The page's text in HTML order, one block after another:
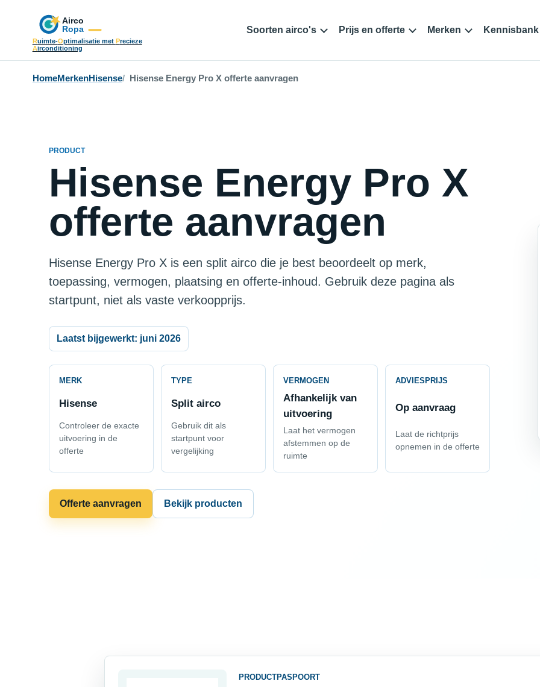
Ruimte-Optimalisatie met Precieze
Airconditioning
Soorten airco's Prijs en offerte Merken Kennisbank
HomeMerkenHisense Hisense Energy Pro X offerte aanvragen
PRODUCT
Hisense Energy Pro X
offerte aanvragen
Hisense Energy Pro X is een split airco die je best beoordeelt op merk,
toepassing, vermogen, plaatsing en offerte-inhoud. Gebruik deze pagina als
startpunt, niet als vaste verkoopprijs.
Laatst bijgewerkt: juni 2026
MERK
Hisense
Controleer de exacte
uitvoering in de
offerte
TYPE
Split airco
Gebruik dit als
startpunt voor
vergelijking
VERMOGEN
Afhankelijk van
uitvoering
Laat het vermogen
afstemmen op de
ruimte
ADVIESPRIJS
Op aanvraag
Laat de richtprijs
opnemen in de offerte
Offerte aanvragen Bekijk producten
PRODUCTPASPOORT